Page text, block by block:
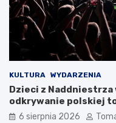
KULTURA WYDARZENIA
Dzieci z Naddniestrza
odkrywanie polskiej
6 sierpnia 2026